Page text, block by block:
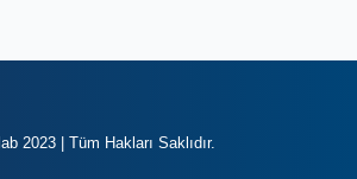
2023 | Tüm Hakları Saklıdır.